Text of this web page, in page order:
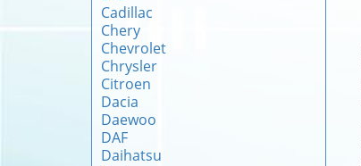
Cadillac
Chery
Chevrolet
Chrysler
Citroen
Dacia
Daewoo
DAF
Daihatsu